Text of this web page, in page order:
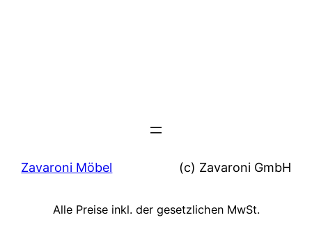
Zavaroni Möbel (c) Zavaroni GmbH
Alle Preise inkl. der gesetzlichen MwSt.